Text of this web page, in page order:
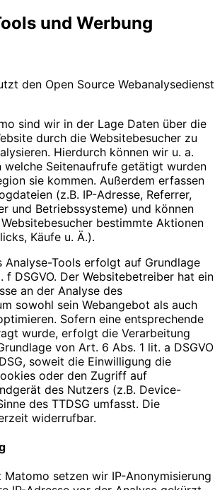
und Werbung
den Open Source Webanalysedienst
sind wir in der Lage Daten über die
durch die Websitebesucher zu
Hierdurch können wir u. a.
welche Seitenaufrufe getätigt wurden
sie kommen. Außerdem erfassen
(z.B. IP-Adresse, Referrer,
und Betriebssysteme) und können
bestimmte Aktionen
Käufe u. Ä.).
Analyse-Tools erfolgt auf Grundlage
f DSGVO. Der Websitebetreiber hat ein
an der Analyse des
sowohl sein Webangebot als auch
Sofern eine entsprechende
wurde, erfolgt die Verarbeitung
von Art. 6 Abs. 1 lit. a DSGVO
soweit die Einwilligung die
oder den Zugriff auf
des Nutzers (z.B. Device-
des TTDSG umfasst. Die
widerrufbar.
Matomo setzen wir IP-Anonymisierung